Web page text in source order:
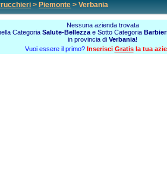
> Piemonte > Verbania
Nessuna azienda trovata
Categoria Salute-Bellezzae Sotto Categoria
in provincia di Verbania!
Vuoi essere il primo? Inserisci Gratisla tua